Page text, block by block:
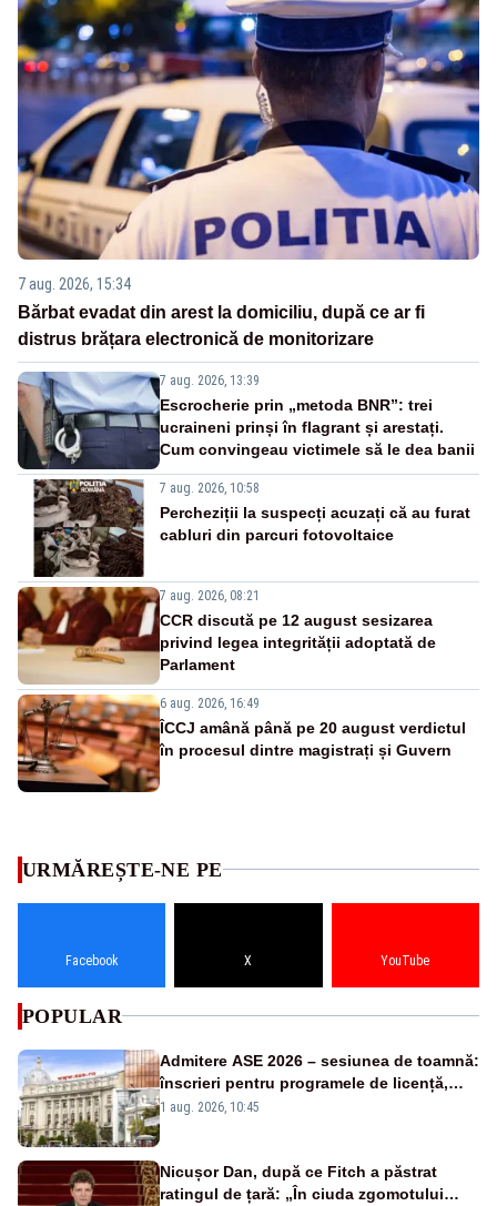
7 aug. 2026, 15:34
Bărbat evadat din arest la domiciliu, după ce ar fi
distrus brățara electronică de monitorizare
7 aug. 2026, 13:39
Escrocherie prin „metoda BNR”: trei
ucraineni prinși în flagrant și arestați.
Cum convingeau victimele să le dea banii
7 aug. 2026, 10:58
Percheziții la suspecți acuzați că au furat
cabluri din parcuri fotovoltaice
7 aug. 2026, 08:21
CCR discută pe 12 august sesizarea
privind legea integrității adoptată de
Parlament
6 aug. 2026, 16:49
ÎCCJ amână până pe 20 august verdictul
în procesul dintre magistrați și Guvern
URMĂREȘTE-NE PE
Facebook X YouTube
POPULAR
Admitere ASE 2026 – sesiunea de toamnă:
înscrieri pentru programele de licență,
masterat și doctorat
1 aug. 2026, 10:45
Nicușor Dan, după ce Fitch a păstrat
ratingul de țară: „În ciuda zgomotului